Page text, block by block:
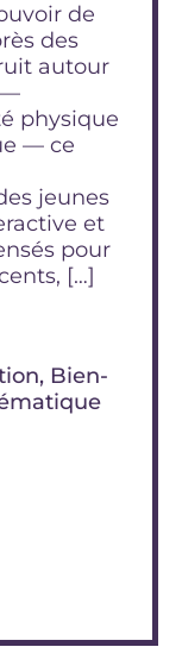
de
des
autour
—
physique
— ce
jeunes
et
pour
[…]
Bien-